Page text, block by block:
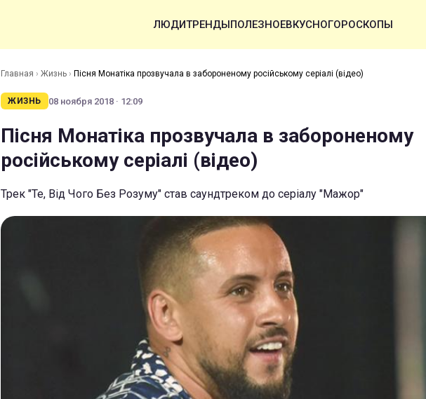
ЛЮДИТРЕНДЫПОЛЕЗНОЕВКУСНОГОРОСКОПЫ
Главная › Жизнь › Пісня Монатіка прозвучала в забороненому російському серіалі (відео)
ЖИЗНЬ 08 ноября 2018 · 12:09
Пісня Монатіка прозвучала в забороненому
російському серіалі (відео)
Трек "Те, Від Чого Без Розуму" став саундтреком до серіалу "Мажор"